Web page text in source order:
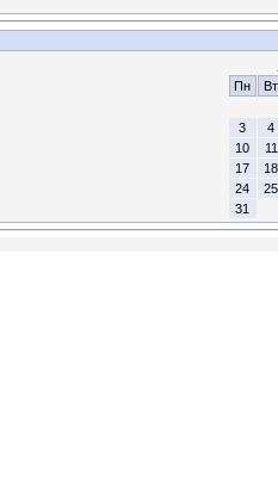
Пн
Вт
3
4
10
11
17
18
24
25
31